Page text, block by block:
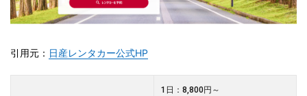
引用元： 日産レンタカー公式HP
1日：8,800円～